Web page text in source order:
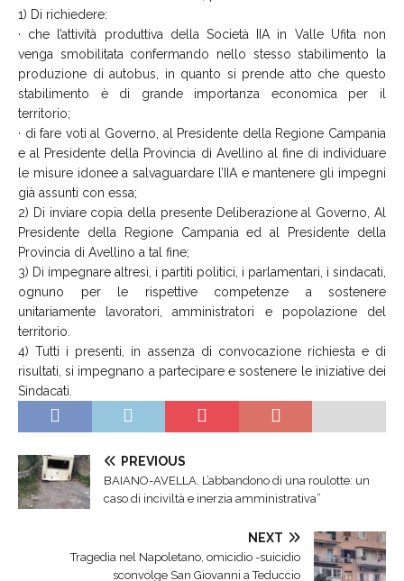
1) Di richiedere:
· che l’attività produttiva della Società IIA in Valle Ufita non
venga smobilitata confermando nello stesso stabilimento la
produzione di autobus, in quanto si prende atto che questo
stabilimento è di grande importanza economica per il
territorio;
· di fare voti al Governo, al Presidente della Regione Campania
e al Presidente della Provincia di Avellino al fine di individuare
le misure idonee a salvaguardare l’IIA e mantenere gli impegni
già assunti con essa;
2) Di inviare copia della presente Deliberazione al Governo, Al
Presidente della Regione Campania ed al Presidente della
Provincia di Avellino a tal fine;
3) Di impegnare altresì, i partiti politici, i parlamentari, i sindacati,
ognuno per le rispettive competenze a sostenere
unitariamente lavoratori, amministratori e popolazione del
territorio.
4) Tutti i presenti, in assenza di convocazione richiesta e di
risultati, si impegnano a partecipare e sostenere le iniziative dei
Sindacati.
PREVIOUS
BAIANO-AVELLA. L’abbandono di una roulotte: un
caso di inciviltà e inerzia amministrativa”
NEXT
Tragedia nel Napoletano, omicidio -suicidio
sconvolge San Giovanni a Teduccio